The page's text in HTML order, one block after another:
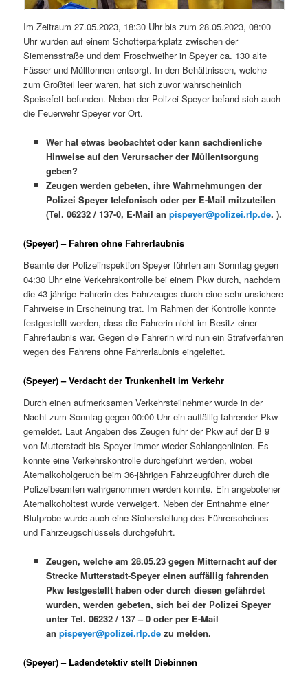
Im Zeitraum 27.05.2023, 18:30 Uhr bis zum 28.05.2023, 08:00
Uhr wurden auf einem Schotterparkplatz zwischen der
Siemensstraße und dem Froschweiher in Speyer ca. 130 alte
Fässer und Mülltonnen entsorgt. In den Behältnissen, welche
zum Großteil leer waren, hat sich zuvor wahrscheinlich
Speisefett befunden. Neben der Polizei Speyer befand sich auch
die Feuerwehr Speyer vor Ort.
Wer hat etwas beobachtet oder kann sachdienliche
Hinweise auf den Verursacher der Müllentsorgung
geben?
Zeugen werden gebeten, ihre Wahrnehmungen der
Polizei Speyer telefonisch oder per E-Mail mitzuteilen
(Tel. 06232 / 137-0, E-Mail an pispeyer@polizei.rlp.de. ).
(Speyer) – Fahren ohne Fahrerlaubnis
Beamte der Polizeiinspektion Speyer führten am Sonntag gegen
04:30 Uhr eine Verkehrskontrolle bei einem Pkw durch, nachdem
die 43-jährige Fahrerin des Fahrzeuges durch eine sehr unsichere
Fahrweise in Erscheinung trat. Im Rahmen der Kontrolle konnte
festgestellt werden, dass die Fahrerin nicht im Besitz einer
Fahrerlaubnis war. Gegen die Fahrerin wird nun ein Strafverfahren
wegen des Fahrens ohne Fahrerlaubnis eingeleitet.
(Speyer) – Verdacht der Trunkenheit im Verkehr
Durch einen aufmerksamen Verkehrsteilnehmer wurde in der
Nacht zum Sonntag gegen 00:00 Uhr ein auffällig fahrender Pkw
gemeldet. Laut Angaben des Zeugen fuhr der Pkw auf der B 9
von Mutterstadt bis Speyer immer wieder Schlangenlinien. Es
konnte eine Verkehrskontrolle durchgeführt werden, wobei
Atemalkoholgeruch beim 36-jährigen Fahrzeugführer durch die
Polizeibeamten wahrgenommen werden konnte. Ein angebotener
Atemalkoholtest wurde verweigert. Neben der Entnahme einer
Blutprobe wurde auch eine Sicherstellung des Führerscheines
und Fahrzeugschlüssels durchgeführt.
Zeugen, welche am 28.05.23 gegen Mitternacht auf der
Strecke Mutterstadt-Speyer einen auffällig fahrenden
Pkw festgestellt haben oder durch diesen gefährdet
wurden, werden gebeten, sich bei der Polizei Speyer
unter Tel. 06232 / 137 – 0 oder per E-Mail
an pispeyer@polizei.rlp.dezu melden.
(Speyer) – Ladendetektiv stellt Diebinnen